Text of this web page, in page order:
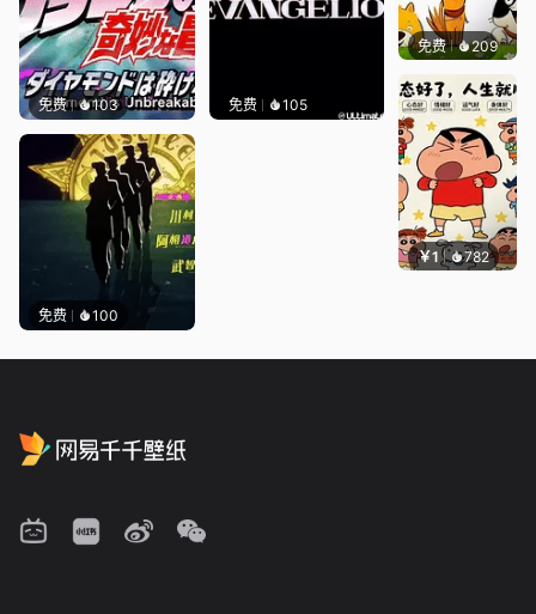
免费 103 免费 105
免费 100
免费 209渔小小
￥1 782渔小小